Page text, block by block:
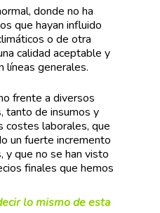
donde no ha
que hayan influido
o de otra
calidad aceptable y
líneas generales.
frente a diversos
tanto de insumos y
costes laborales, que
un fuerte incremento
que no se han visto
finales que hemos
lo mismo de esta